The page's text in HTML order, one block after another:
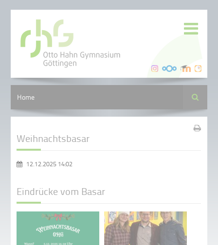
Home Suche
Weihnachtsbasar
12.12.2025 14:02
Eindrücke vom Basar